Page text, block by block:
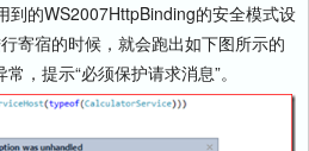
的WS2007HttpBinding的安全模式设
寄宿的时候，就会跑出如下图所示的
常，提示“必须保护请求消息”。